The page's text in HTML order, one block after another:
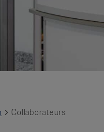
Collaborateurs